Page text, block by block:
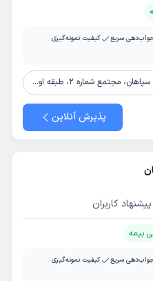
سریع
کیفیت نمونه‌گیری
اصفهان، خیابان آمادگاه، بن بست سپاهان، مجتمع شماره 2، طبقه اول، آزمایشگاه ویتا
پذیرش آنلاین
پیشنهاد کاربران
بیمه
سریع
کیفیت نمونه‌گیری